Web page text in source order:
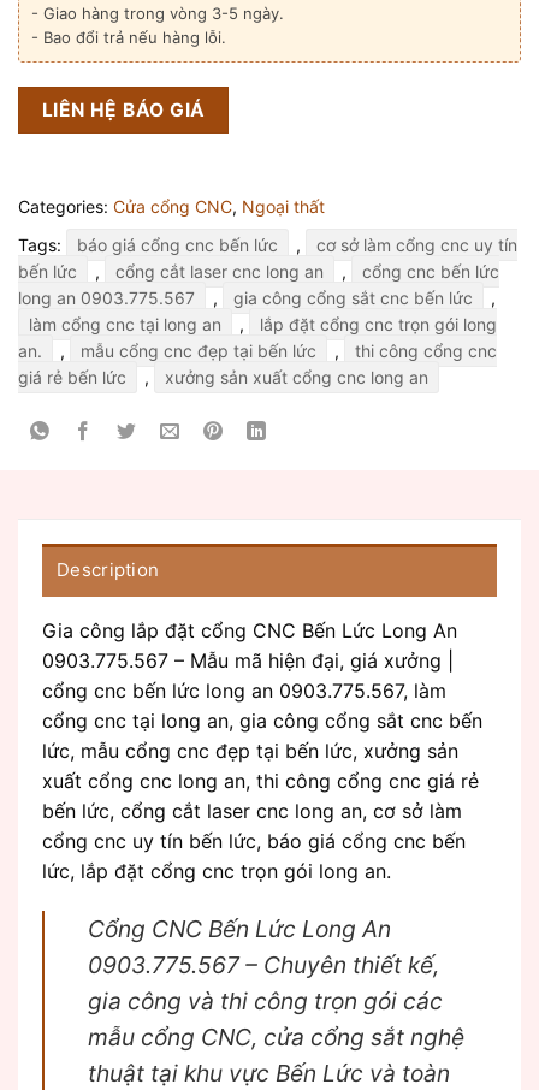
- Giao hàng trong vòng 3-5 ngày.
- Bao đổi trả nếu hàng lỗi.
LIÊN HỆ BÁO GIÁ
Categories: Cửa cổng CNC, Ngoại thất
Tags:
báo giá cổng cnc bến lức ,
cơ sở làm cổng cnc uy tín
bến lức
, cổng cắt laser cnc long an ,
cổng cnc bến lức
long an 0903.775.567
, gia công cổng sắt cnc bến lức
,
làm cổng cnc tại long an
,
lắp đặt cổng cnc trọn gói long
an.
, mẫu cổng cnc đẹp tại bến lức ,
thi công cổng cnc
giá rẻ bến lức
, xưởng sản xuất cổng cnc long an
Description
Gia công lắp đặt cổng CNC Bến Lức Long An
0903.775.567 – Mẫu mã hiện đại, giá xưởng |
cổng cnc bến lức long an 0903.775.567, làm
cổng cnc tại long an, gia công cổng sắt cnc bến
lức, mẫu cổng cnc đẹp tại bến lức, xưởng sản
xuất cổng cnc long an, thi công cổng cnc giá rẻ
bến lức, cổng cắt laser cnc long an, cơ sở làm
cổng cnc uy tín bến lức, báo giá cổng cnc bến
lức, lắp đặt cổng cnc trọn gói long an.
Cổng CNC Bến Lức Long An
0903.775.567 – Chuyên thiết kế,
gia công và thi công trọn gói các
mẫu cổng CNC, cửa cổng sắt nghệ
thuật tại khu vực Bến Lức và toàn